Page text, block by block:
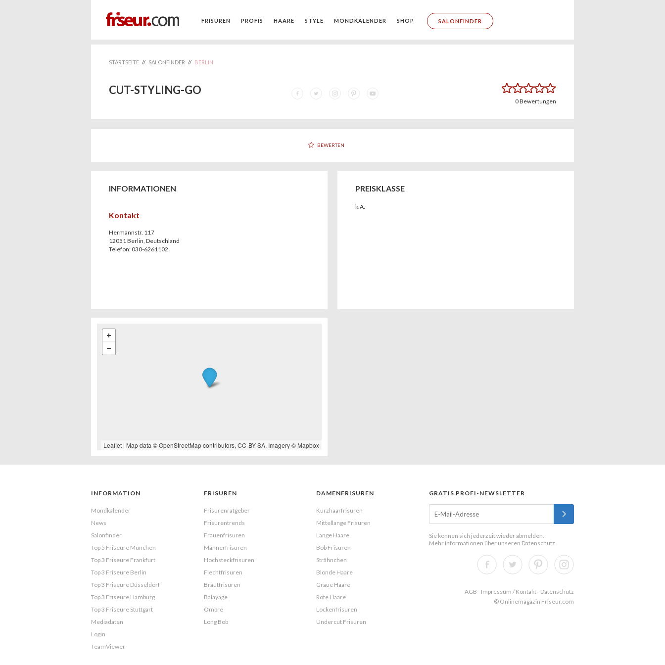
FRISUREN PROFIS HAARE STYLE MONDKALENDER SHOP SALONFINDER
STARTSEITE // SALONFINDER // BERLIN
CUT-STYLING-GO
0Bewertungen
BEWERTEN
INFORMATIONEN
Kontakt
Hermannstr. 117
12051Berlin, Deutschland
Telefon: 030-6261102
PREISKLASSE
k.A.
Leaflet| Map data ©OpenStreetMapcontributors, CC-BY-SA, Imagery © Mapbox
INFORMATION
Mondkalender
News
Salonfinder
Top 5 Friseure München
Top 3 Friseure Frankfurt
Top 3 Friseure Berlin
Top 3 Friseure Düsseldorf
Top 3 Friseure Hamburg
Top 3 Friseure Stuttgart
Mediadaten
Login
TeamViewer
FRISUREN
Frisurenratgeber
Frisurentrends
Frauenfrisuren
Männerfrisuren
Hochsteckfrisuren
Flechtfrisuren
Brautfrisuren
Balayage
Ombre
Long Bob
DAMENFRISUREN
Kurzhaarfrisuren
Mittellange Frisuren
Lange Haare
Bob Frisuren
Strähnchen
Blonde Haare
Graue Haare
Rote Haare
Lockenfrisuren
Undercut Frisuren
GRATIS PROFI-NEWSLETTER
Sie können sich jederzeit wieder abmelden.
Mehr Informationen über unseren Datenschutz.
AGB Impressum / Kontakt
Datenschutz
© Onlinemagazin Friseur.com